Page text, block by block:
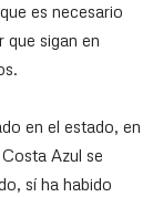
es necesario
que sigan en
en el estado, en
Azul se
sí ha habido